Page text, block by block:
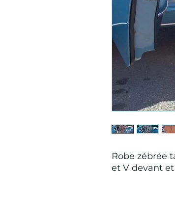
Robe zébrée
et V devant